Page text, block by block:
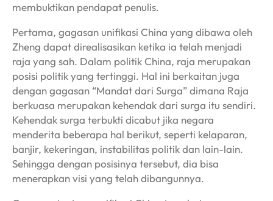
membuktikan pendapat penulis.
Pertama, gagasan unifikasi China yang dibawa oleh
Zheng dapat direalisasikan ketika ia telah menjadi
raja yang sah. Dalam politik China, raja merupakan
posisi politik yang tertinggi. Hal ini berkaitan juga
dengan gagasan “Mandat dari Surga” dimana Raja
berkuasa merupakan kehendak dari surga itu sendiri.
Kehendak surga terbukti dicabut jika negara
menderita beberapa hal berikut, seperti kelaparan,
banjir, kekeringan, instabilitas politik dan lain-lain.
Sehingga dengan posisinya tersebut, dia bisa
menerapkan visi yang telah dibangunnya.